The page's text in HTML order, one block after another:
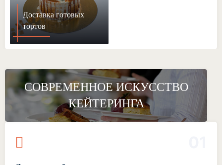
Доставка готовых
тортов
СОВРЕМЕННОЕ ИСКУССТВО
КЕЙТЕРИНГА